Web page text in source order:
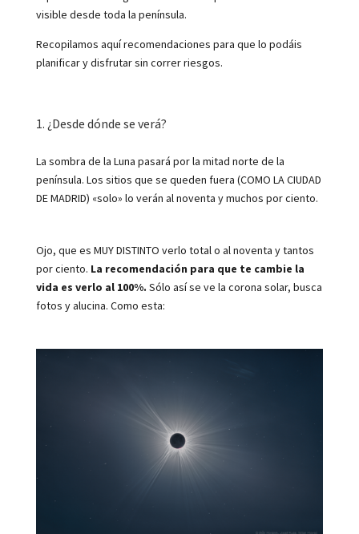
visible desde toda la península.
Recopilamos aquí recomendaciones para que lo podáis
planificar y disfrutar sin correr riesgos.
1. ¿Desde dónde se verá?
La sombra de la Luna pasará por la mitad norte de la
península. Los sitios que se queden fuera (COMO LA CIUDAD
DE MADRID) «solo» lo verán al noventa y muchos por ciento.
Ojo, que es MUY DISTINTO verlo total o al noventa y tantos
por ciento. La recomendación para que te cambie la
vida es verlo al 100%. Sólo así se ve la corona solar, busca
fotos y alucina. Como esta: